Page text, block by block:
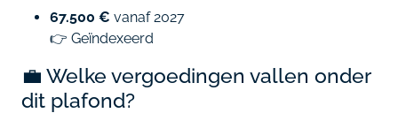
67.500 € vanaf 2027
👉 Geïndexeerd
💼 Welke vergoedingen vallen onder
dit plafond?